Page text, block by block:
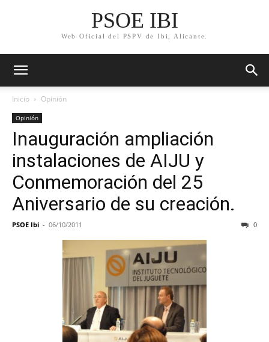
PSOE IBI
Web Oficial del PSPV de Ibi, Alicante.
Inicio Opinión
Opinión
Inauguración ampliación
instalaciones de AIJU y
Conmemoración del 25
Aniversario de su creación.
PSOE Ibi - 06/10/2011 0